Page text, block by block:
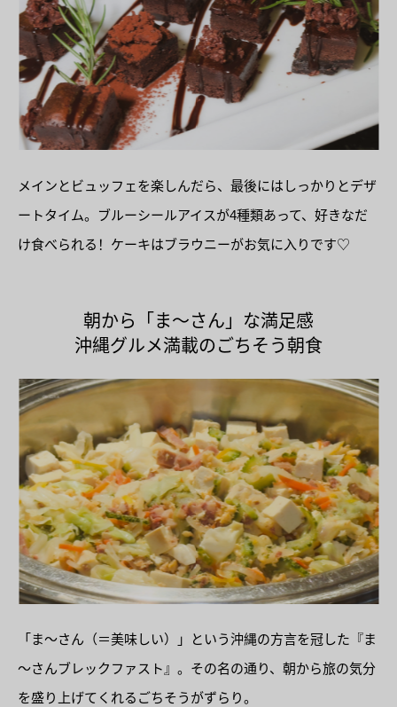
メインとビュッフェを楽しんだら、最後にはしっかりとデザ
ートタイム。ブルーシールアイスが4種類あって、好きなだ
け食べられる！ケーキはブラウニーがお気に入りです♡
朝から「ま〜さん」な満足感
沖縄グルメ満載のごちそう朝食
「ま〜さん（＝美味しい）」という沖縄の方言を冠した『ま
〜さんブレックファスト』。その名の通り、朝から旅の気分
を盛り上げてくれるごちそうがずらり。